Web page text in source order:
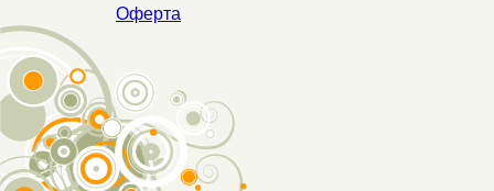
Оферта